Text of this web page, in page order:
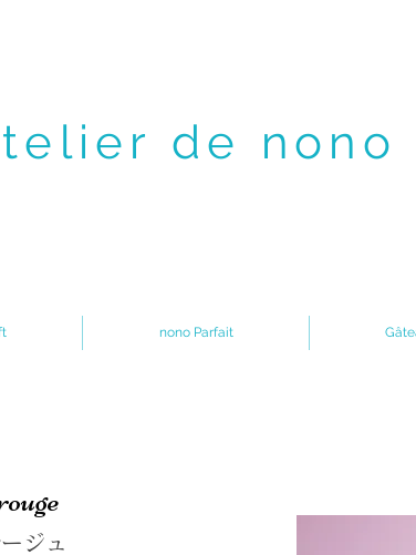
de nono
nono Parfait
ジュ